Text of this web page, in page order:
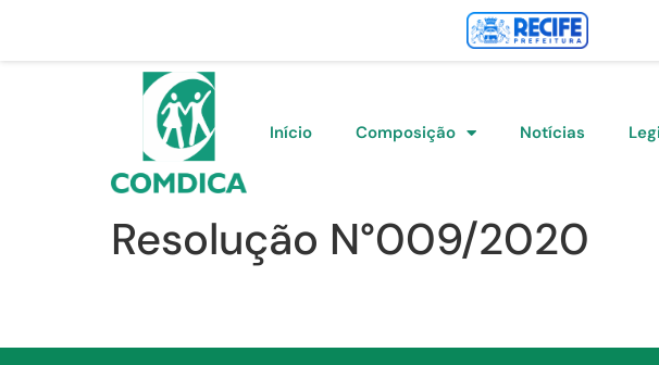
Início Composição Notícias
Resolução N°009/2020